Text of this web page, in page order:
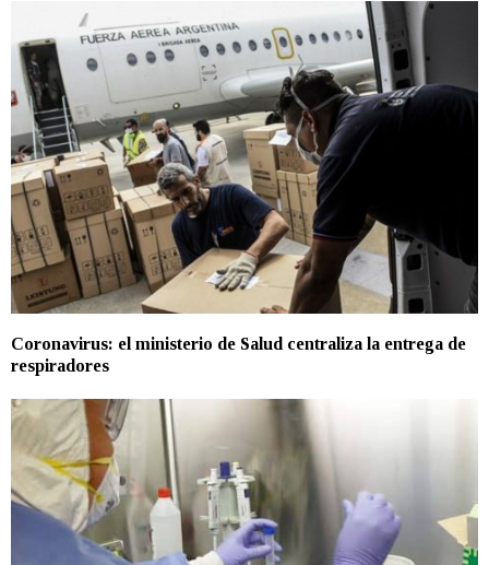
Coronavirus: el ministerio de Salud centraliza la entrega de
respiradores